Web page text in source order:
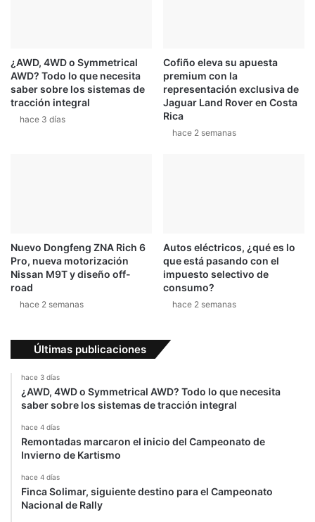
¿AWD, 4WD o Symmetrical
AWD? Todo lo que necesita
saber sobre los sistemas de
tracción integral
hace 3 días
Cofiño eleva su apuesta
premium con la
representación exclusiva de
Jaguar Land Rover en Costa
Rica
hace 2 semanas
Nuevo Dongfeng ZNA Rich 6
Pro, nueva motorización
Nissan M9T y diseño off-
road
hace 2 semanas
Autos eléctricos, ¿qué es lo
que está pasando con el
impuesto selectivo de
consumo?
hace 2 semanas
Últimas publicaciones
hace 3 días
¿AWD, 4WD o Symmetrical AWD? Todo lo que necesita
saber sobre los sistemas de tracción integral
hace 4 días
Remontadas marcaron el inicio del Campeonato de
Invierno de Kartismo
hace 4 días
Finca Solimar, siguiente destino para el Campeonato
Nacional de Rally